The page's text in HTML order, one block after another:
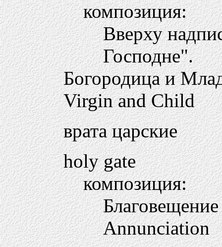
композиция:
Вверху
Господне".
Богородица и
Virgin and Child
врата царские
holy gate
композиция:
Благовещение
Annunciation